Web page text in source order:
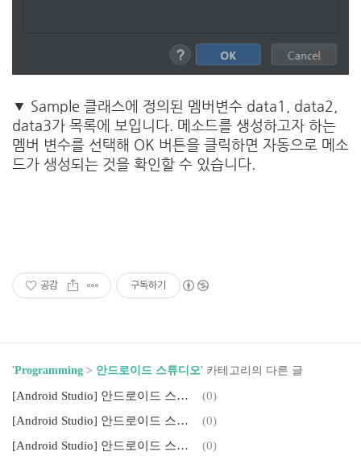
▼ Sample 클래스에 정의된 멤버변수 data1, data2,
data3가 목록에 보입니다. 메소드를 생성하고자 하는
멤버 변수를 선택해 OK 버튼을 클릭하면 자동으로 메소
드가 생성되는 것을 확인할 수 있습니다.
공감 구독하기
'Programming > 안드로이드 스튜디오' 카테고리의 다른 글
[Android Studio] 안드로이드 스튜디오 - 코드 자동 들여쓰기
(0)
[Android Studio] 안드로이드 스튜디오 - 싱글톤 패턴 (SingleTon Pattenr) 클래스 자동 생성
(0)
[Android Studio] 안드로이드 스튜디오 - 필수 재정의 함수 자동 코드 추가
(0)